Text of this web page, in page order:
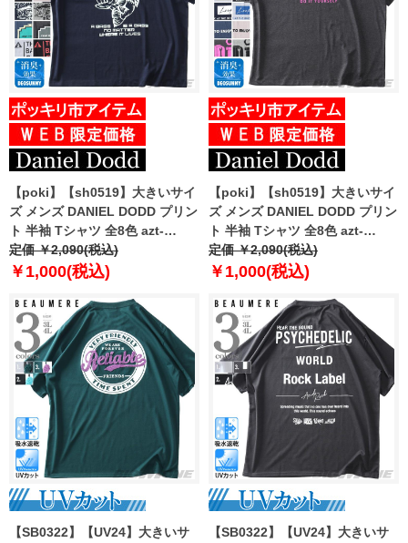
【poki】【sh0519】大きいサイ
ズ メンズ DANIEL DODD プリン
ト 半袖 Tシャツ 全8色 azt-
2202pt4
定価 ￥2,090(税込)
￥1,000(税込)
【poki】【sh0519】大きいサイ
ズ メンズ DANIEL DODD プリン
ト 半袖 Tシャツ 全8色 azt-
2202pt5
定価 ￥2,090(税込)
￥1,000(税込)
【SB0322】【UV24】大きいサ
【SB0322】【UV24】大きいサ